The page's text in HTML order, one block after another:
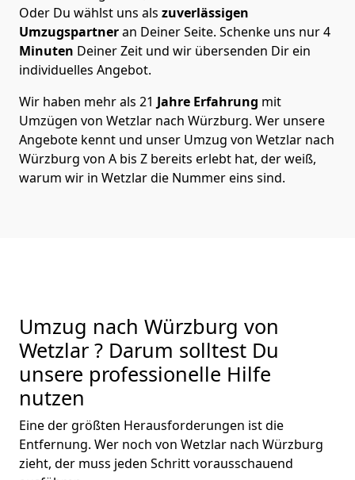
Oder Du wählst uns als zuverlässigen
Umzugspartneran Deiner Seite. Schenke uns nur4
Minuten Deiner Zeit und wir übersenden Dir ein
individuelles Angebot.
Wir haben mehr als 21 Jahre Erfahrung mit
Umzügen von Wetzlar nach Würzburg. Wer unsere
Angebote kennt und unser Umzug von Wetzlar nach
Würzburg von A bis Z bereits erlebt hat, der weiß,
warum wir in Wetzlar die Nummer eins sind.
Umzug nach Würzburg von
Wetzlar ? Darum solltest Du
unsere professionelle Hilfe
nutzen
Eine der größten Herausforderungen ist die
Entfernung. Wer noch von Wetzlar nach Würzburg
zieht, der muss jeden Schritt vorausschauend